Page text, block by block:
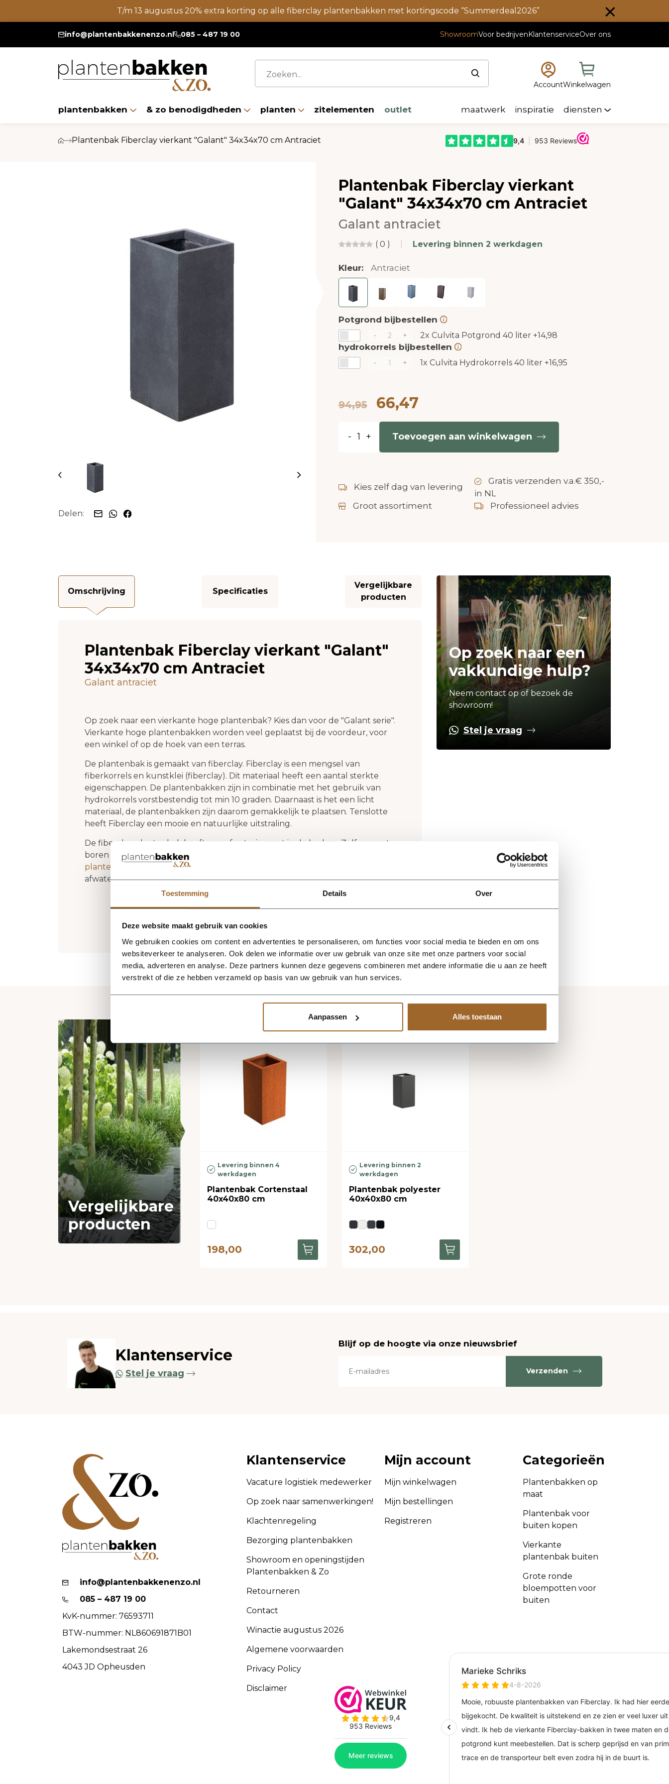
Toestemming Details Over
Deze website maakt gebruik van cookies
We gebruiken cookies om content en advertenties te personaliseren, om functies voor social media te bieden en om ons
websiteverkeer te analyseren. Ook delen we informatie over uw gebruik van onze site met onze partners voor social
media, adverteren en analyse. Deze partners kunnen deze gegevens combineren met andere informatie die u aan ze heeft
verstrekt of die ze hebben verzameld op basis van uw gebruik van hun services.
Aanpassen Alles toestaan
T/m 13 augustus 20% extra korting op alle fiberclay plantenbakken met kortingscode “Summerdeal2026”
info@plantenbakkenenzo.nl 085 – 487 19 00 ShowroomVoor bedrijvenKlantenserviceOver ons
AccountWinkelwagen
plantenbakken & zo benodigdheden planten zitelementen outlet maatwerk inspiratie diensten
Plantenbak Fiberclay vierkant "Galant" 34x34x70 cm Antraciet
Delen:
Plantenbak Fiberclay vierkant
"Galant" 34x34x70 cm Antraciet
Galant antraciet
( 0 ) Levering binnen 2 werkdagen
Kleur: Antraciet
Potgrond bijbestellen
- + 2x Culvita Potgrond 40 liter +14,98
hydrokorrels bijbestellen
- + 1x Culvita Hydrokorrels 40 liter +16,95
94,95 66,47
- + Toevoegen aan winkelwagen
Kies zelf dag van levering
Gratis verzenden v.a.€ 350,-
in NL
Groot assortiment
Professioneel advies
Omschrijving Specificaties
Vergelijkbare
producten
Plantenbak Fiberclay vierkant "Galant"
34x34x70 cm Antraciet
Galant antraciet
Op zoek naar een vierkante hoge plantenbak? Kies dan voor de "Galant serie".
Vierkante hoge plantenbakken worden veel geplaatst bij de voordeur, voor
een winkel of op de hoek van een terras.
De plantenbak is gemaakt van fiberclay. Fiberclay is een mengsel van
fiberkorrels en kunstklei (fiberclay). Dit materiaal heeft een aantal sterkte
eigenschappen. De plantenbakken zijn in combinatie met het gebruik van
hydrokorrels vorstbestendig tot min 10 graden. Daarnaast is het een licht
materiaal, de plantenbakken zijn daarom gemakkelijk te plaatsen. Tenslotte
heeft Fiberclay een mooie en natuurlijke uitstraling.
De fiberclay plantenbak heeft een afwateringsgat in de bodem. Zelf een gat
boren in de bodem is dus niet nodig. Lees in onze blog "
plantenbak?
" waarom een drainagegat belangrijk is. Een dop voor het
afwateringsgat hoeft dus niet gebruikt te worden.
Op zoek naar een
vakkundige hulp?
Neem contact op of bezoek de
showroom!
Stel je vraag
Vergelijkbare
producten
Levering binnen 4
werkdagen
Plantenbak Cortenstaal
40x40x80 cm
198,00
Levering binnen 2
werkdagen
Plantenbak polyester
40x40x80 cm
302,00
Klantenservice
Stel je vraag
Blijf op de hoogte via onze nieuwsbrief
Verzenden
info@plantenbakkenenzo.nl
085 – 487 19 00
KvK-nummer: 76593711
BTW-nummer: NL860691871B01
Lakemondsestraat 26
4043 JD Opheusden
Klantenservice
Vacature logistiek medewerker
Op zoek naar samenwerkingen!
Klachtenregeling
Bezorging plantenbakken
Showroom en openingstijden
Plantenbakken & Zo
Retourneren
Contact
Winactie augustus 2026
Algemene voorwaarden
Privacy Policy
Disclaimer
Mijn account
Mijn winkelwagen
Mijn bestellingen
Registreren
Categorieën
Plantenbakken op
maat
Plantenbak voor
buiten kopen
Vierkante
plantenbak buiten
Grote ronde
bloempotten voor
buiten